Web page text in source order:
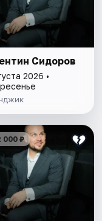
Сидоров
2026 •
000 ₽